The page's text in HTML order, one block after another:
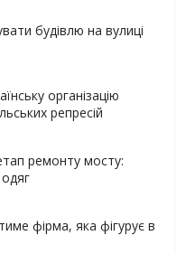
будівлю на вулиці
організацію
репресій
ремонту мосту:
фірма, яка фігурує в